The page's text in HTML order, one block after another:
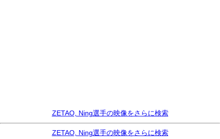
ZETAO, Ning選手の映像をさらに検索
ZETAO, Ning選手の映像をさらに検索